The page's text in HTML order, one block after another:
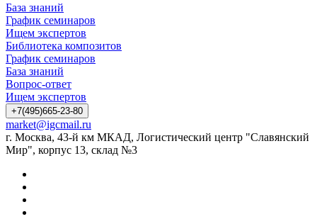
База знаний
График семинаров
Ищем экспертов
Библиотека композитов
График семинаров
База знаний
Вопрос-ответ
Ищем экспертов
+7(495)665-23-80
market@igcmail.ru
г. Москва, 43-й км МКАД, Логистический центр "Славянский
Мир", корпус 13, склад №3